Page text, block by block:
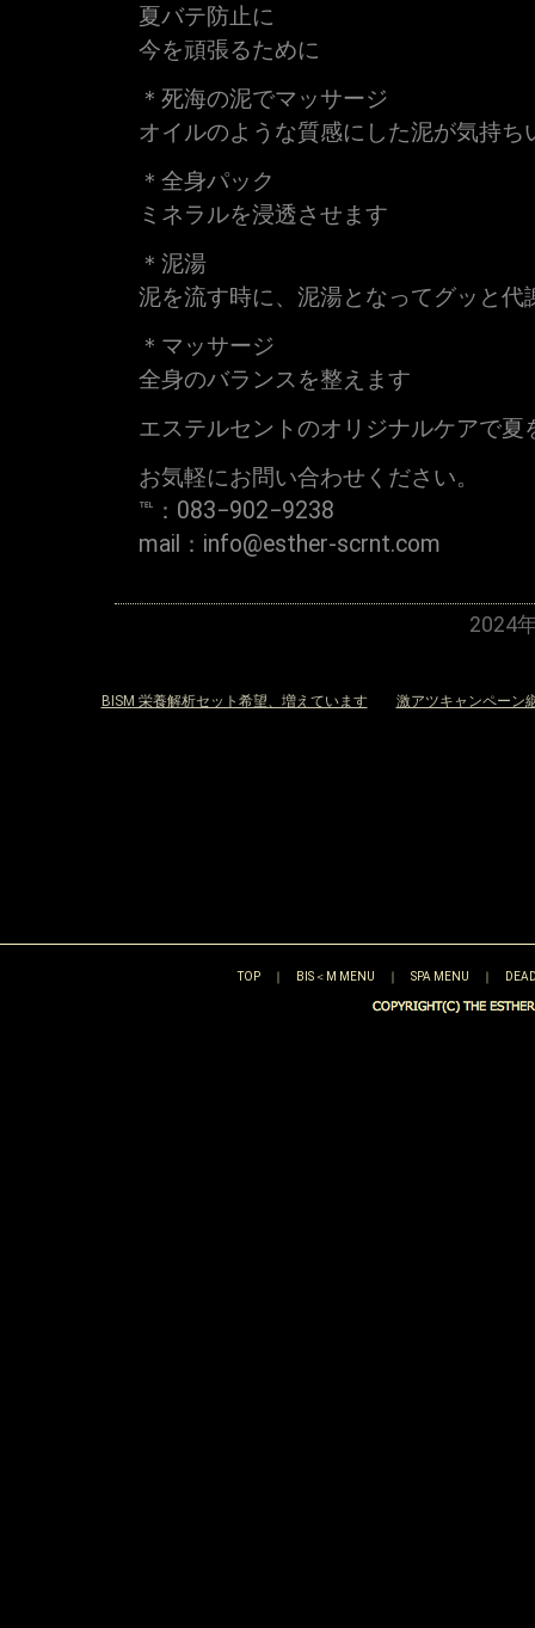
夏バテ防止に
今を頑張るために
＊死海の泥でマッサージ
オイルのような質感にした泥が気持ち
＊全身パック
ミネラルを浸透させます
＊泥湯
泥を流す時に、泥湯となってグッと代
＊マッサージ
全身のバランスを整えます
エステルセントのオリジナルケアで夏
お気軽にお問い合わせください。
℡：083−902−9238
mail：info@esther-scrnt.com
2024
BISM 栄養解析セット希望、増えています 激アツキャンペーン
TOP｜ BIS＜M MENU ｜ SPA MENU ｜